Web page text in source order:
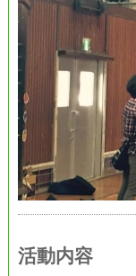
活動内容